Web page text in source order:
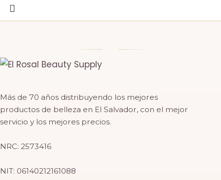
Más de 70 años distribuyendo los mejores
productos de belleza en El Salvador, con el mejor
servicio y los mejores precios.
NRC: 2573416
NIT: 06140212161088